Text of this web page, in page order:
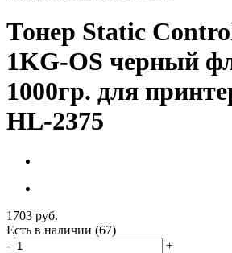
Тонер Static
1KG-OS черный
1000гр. для
HL-2375
1703 руб.
Есть в наличии (67)
-
+